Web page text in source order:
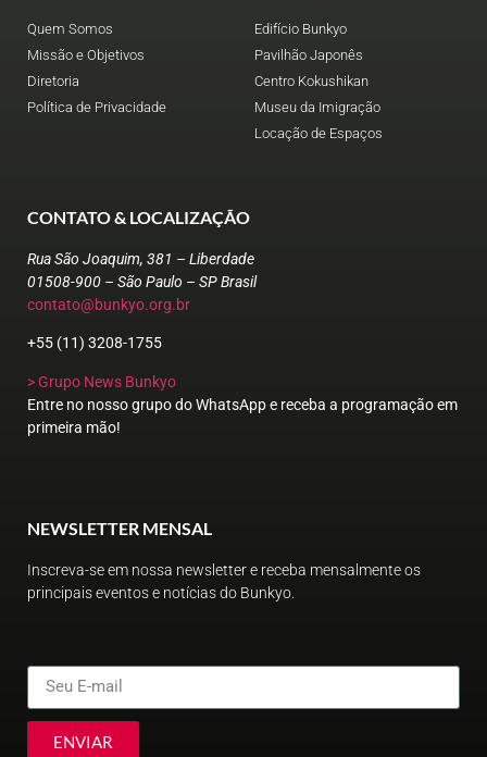
Quem Somos
Missão e Objetivos
Diretoria
Política de Privacidade
Edifício Bunkyo
Pavilhão Japonês
Centro Kokushikan
Museu da Imigração
Locação de Espaços
CONTATO & LOCALIZAÇÃO
Rua São Joaquim, 381 – Liberdade
01508-900 – São Paulo – SP Brasil
contato@bunkyo.org.br
+55 (11) 3208-1755
> Grupo News Bunkyo
Entre no nosso grupo do WhatsApp e receba a programação em
primeira mão!
NEWSLETTER MENSAL
Inscreva-se em nossa newsletter e receba mensalmente os
principais eventos e notícias do Bunkyo.
ENVIAR